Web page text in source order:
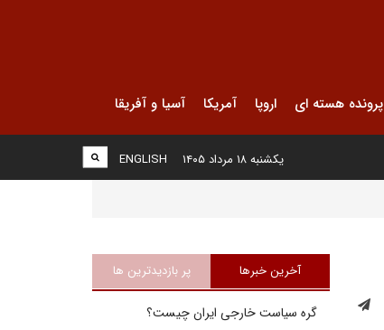
پرونده هسته ای اروپا آمریکا آسیا و آفریقا
ENGLISH یکشنبه ۱۸ مرداد ۱۴۰۵
آخرین خبرها پر بازدیدترین ها
گره سیاست خارجی ایران چیست؟